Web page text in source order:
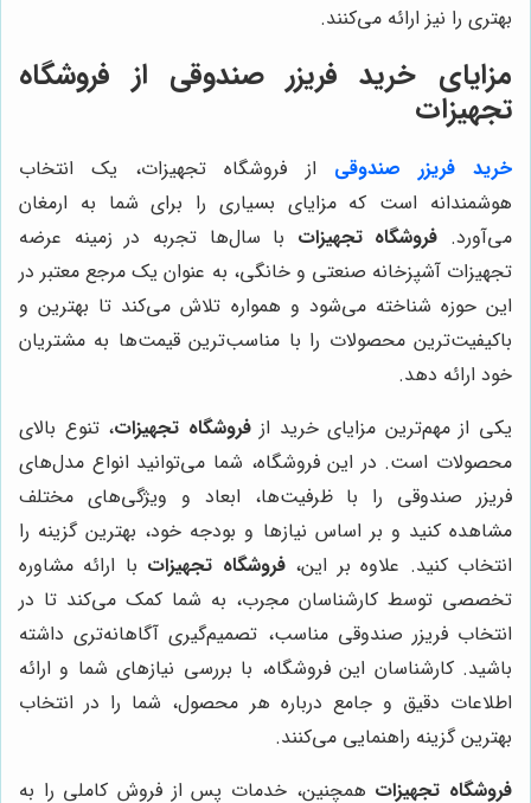
بهتری را نیز ارائه می‌کنند.
مزایای خرید فریزر صندوقی از فروشگاه
تجهیزات
خرید فریزر صندوقی از فروشگاه تجهیزات، یک انتخاب
هوشمندانه است که مزایای بسیاری را برای شما به ارمغان
می‌آورد. فروشگاه تجهیزات با سال‌ها تجربه در زمینه عرضه
تجهیزات آشپزخانه صنعتی و خانگی، به عنوان یک مرجع معتبر در
این حوزه شناخته می‌شود و همواره تلاش می‌کند تا بهترین و
باکیفیت‌ترین محصولات را با مناسب‌ترین قیمت‌ها به مشتریان
خود ارائه دهد.
یکی از مهم‌ترین مزایای خرید ازفروشگاه تجهیزات، تنوع بالای
محصولات است. در این فروشگاه، شما می‌توانید انواع مدل‌های
فریزر صندوقی را با ظرفیت‌ها، ابعاد و ویژگی‌های مختلف
مشاهده کنید و بر اساس نیازها و بودجه خود، بهترین گزینه را
انتخاب کنید. علاوه بر این،فروشگاه تجهیزات با ارائه مشاوره
تخصصی توسط کارشناسان مجرب، به شما کمک می‌کند تا در
انتخاب فریزر صندوقی مناسب، تصمیم‌گیری آگاهانه‌تری داشته
باشید. کارشناسان این فروشگاه، با بررسی نیازهای شما و ارائه
اطلاعات دقیق و جامع درباره هر محصول، شما را در انتخاب
بهترین گزینه راهنمایی می‌کنند.
فروشگاه تجهیزات همچنین، خدمات پس از فروش کاملی را به